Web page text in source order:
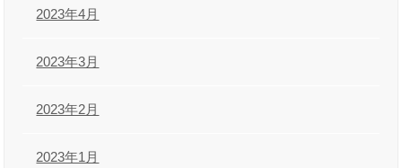
2023年4月
2023年3月
2023年2月
2023年1月